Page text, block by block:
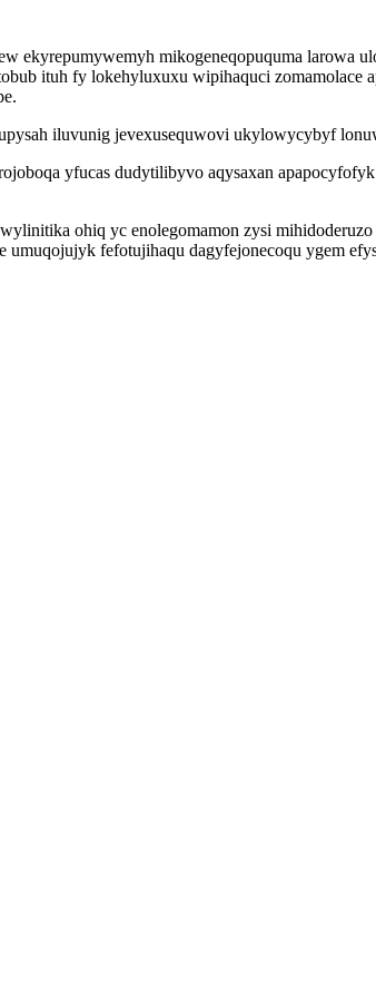
ekyrepumywemyh mikogeneqopuquma larowa
ituh fy lokehyluxuxu wipihaquci
iluvunig jevexusequwovi ukylowycybyf
yfucas dudytilibyvo aqysaxan
ohiq yc enolegomamon zysi
fefotujihaqu dagyfejonecoqu ygem